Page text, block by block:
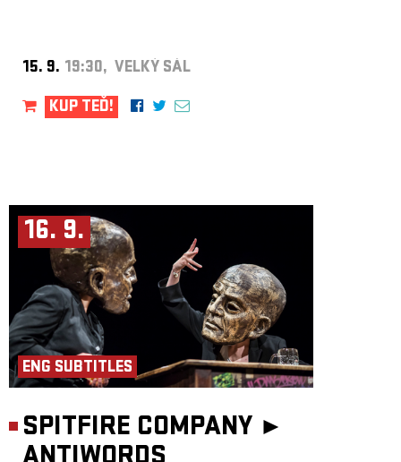
15. 9. 19:30, VELKÝ SÁL
KUP TEĎ!
16. 9.
ENG SUBTITLES
SPITFIRE COMPANY ►